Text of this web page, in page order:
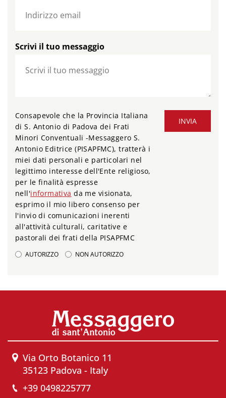
Scrivi il tuo messaggio
INVIA
Consapevole che la Provincia Italiana
di S. Antonio di Padova dei Frati
Minori Conventuali -Messaggero S.
Antonio Editrice (PISAPFMC), tratterà i
miei dati personali e particolari nel
legittimo interesse dell'Ente religioso,
per le finalità espresse
nell'informativa da me visionata,
esprimo il mio libero consenso per
l'invio di comunicazioni inerenti
all'attività culturali, caritative e
pastorali dei frati della PISAPFMC
AUTORIZZO NON AUTORIZZO
Via Orto Botanico 11
35123 Padova - Italy
+39 0498225777